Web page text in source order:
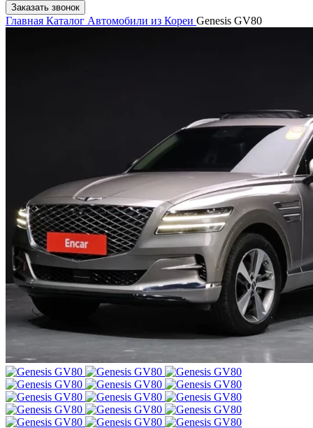
Заказать звонок
Главная Каталог Автомобили из Кореи Genesis GV80